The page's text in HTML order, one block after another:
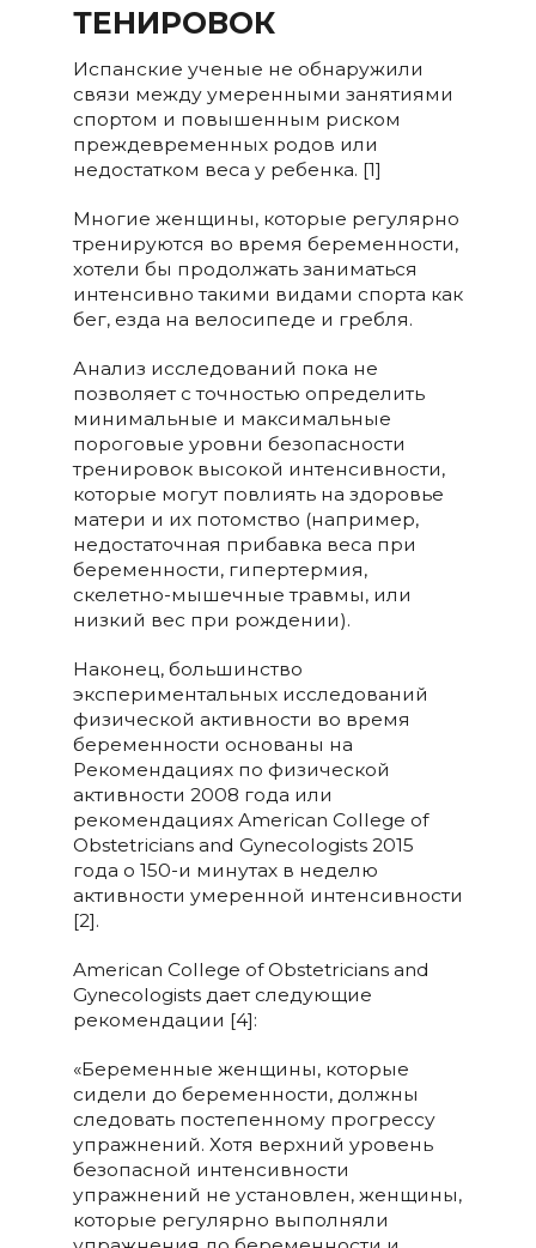
ТЕНИРОВОК
Испанские ученые не обнаружили
связи между умеренными занятиями
спортом и повышенным риском
преждевременных родов или
недостатком веса у ребенка. [1]
Многие женщины, которые регулярно
тренируются во время беременности,
хотели бы продолжать заниматься
интенсивно такими видами спорта как
бег, езда на велосипеде и гребля.
Анализ исследований пока не
позволяет с точностью определить
минимальные и максимальные
пороговые уровни безопасности
тренировок высокой интенсивности,
которые могут повлиять на здоровье
матери и их потомство (например,
недостаточная прибавка веса при
беременности, гипертермия,
скелетно-мышечные травмы, или
низкий вес при рождении).
Наконец, большинство
экспериментальных исследований
физической активности во время
беременности основаны на
Рекомендациях по физической
активности 2008 года или
рекомендациях American College of
Obstetricians and Gynecologists 2015
года о 150-и минутах в неделю
активности умеренной интенсивности
[2].
American College of Obstetricians and
Gynecologists дает следующие
рекомендации [4]:
«Беременные женщины, которые
сидели до беременности, должны
следовать постепенному прогрессу
упражнений. Хотя верхний уровень
безопасной интенсивности
упражнений не установлен, женщины,
которые регулярно выполняли